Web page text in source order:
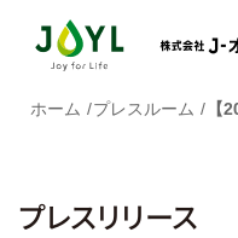
ホーム プレスルーム
プレスリリース